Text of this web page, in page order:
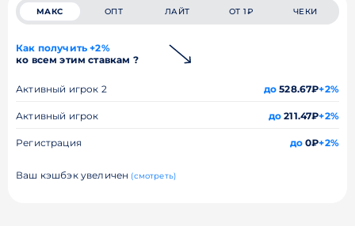
МАКС ОПТ ЛАЙТ ОТ 1₽ ЧЕКИ
Как получить +2%
ко всем этим ставкам ?
Активный игрок 2 до 528.67₽+2%
Активный игрок до 211.47₽+2%
Регистрация до0₽+2%
Ваш кэшбэк увеличен (смотреть)